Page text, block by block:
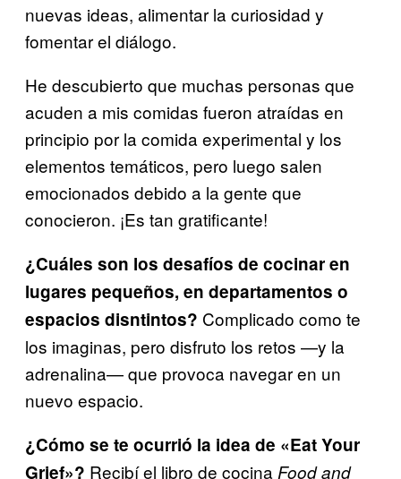
nuevas ideas, alimentar la curiosidad y
fomentar el diálogo.
He descubierto que muchas personas que
acuden a mis comidas fueron atraídas en
principio por la comida experimental y los
elementos temáticos, pero luego salen
emocionados debido a la gente que
conocieron. ¡Es tan gratificante!
¿Cuáles son los desafíos de cocinar en
lugares pequeños, en departamentos o
espacios disntintos? Complicado como te
los imaginas, pero disfruto los retos —y la
adrenalina— que provoca navegar en un
nuevo espacio.
¿Cómo se te ocurrió la idea de «Eat Your
Grief»? Recibí el libro de cocina Food and